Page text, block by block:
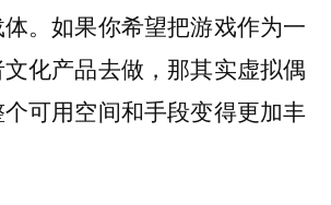
。如果你希望把游戏作为一
化产品去做，那其实虚拟偶
可用空间和手段变得更加丰